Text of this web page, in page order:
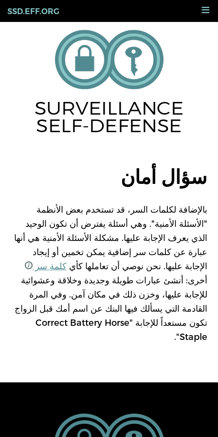
toSSD.EFF.ORG ≡
SURVEILLANCE
SELF-DEFENSE
سؤال أمان
بالإضافة لكلمات السر، قد تستخدم بعض الأنظمة
"الأسئلة الأمنية". وهي أسئلة يفترض أن تكون الوحيد
الذي يعرف الإجابة عليها. مشكلة الأسئلة الأمنية هي أنها
عبارة عن كلمات سر إضافية يمكن تخمين أو إيجاد
الإجابة عليها. نحن نوصي أن تعاملها كأيكلمة سر
أخرى: أنشئ عبارات طويلة وجديدة وخلاقة وعشوائية
للإجابة عليها، وخزن ذلك في مكان آمن. وفي المرة
القادمة التي يسألك فيها البنك عن اسم أمك قبل الزواج
تكون مستعداً للإجابة "Correct Battery Horse
Staple".